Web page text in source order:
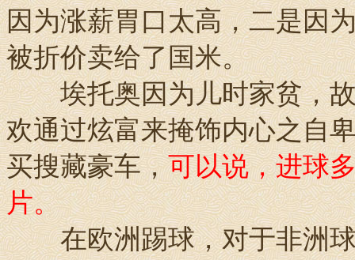
因为涨薪胃口太高，二是因
被折价卖给了国米。
埃托奥因为儿时家贫，故
欢通过炫富来掩饰内心之自
买搜藏豪车，可以说，进球
片。
在欧洲踢球，对于非洲球